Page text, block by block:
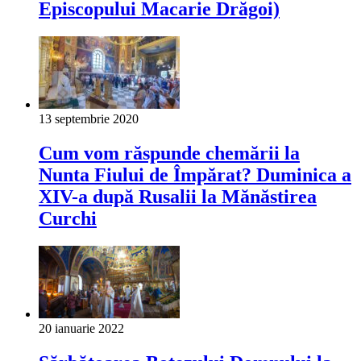
Episcopului Macarie Drăgoi)
13 septembrie 2020
Cum vom răspunde chemării la
Nunta Fiului de Împărat? Duminica a
XIV-a după Rusalii la Mănăstirea
Curchi
20 ianuarie 2022